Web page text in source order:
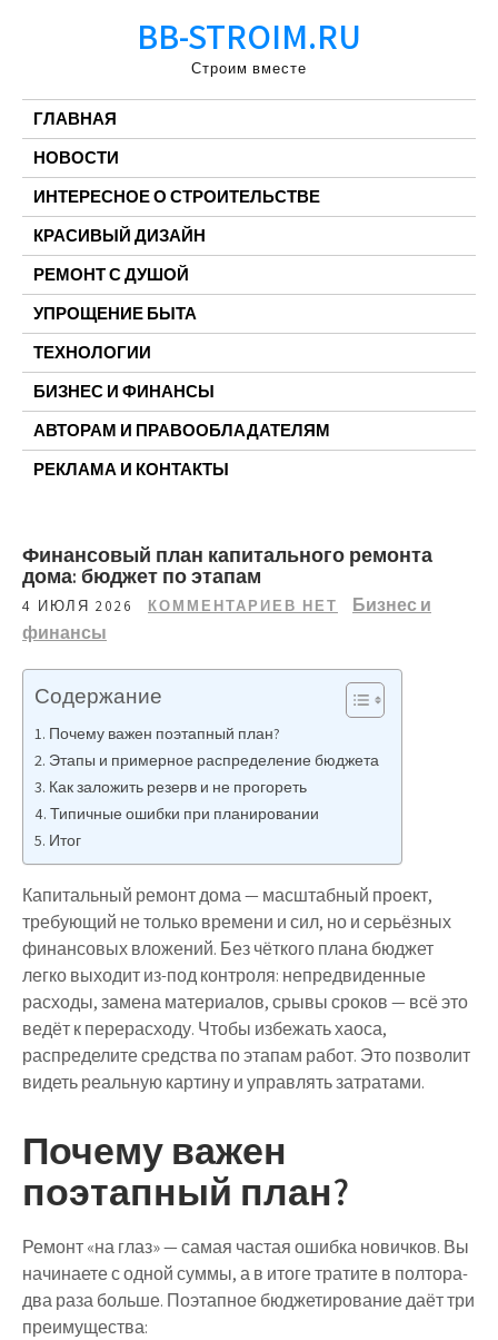
BB-STROIM.RU
Строим вместе
ГЛАВНАЯ
НОВОСТИ
ИНТЕРЕСНОЕ О СТРОИТЕЛЬСТВЕ
КРАСИВЫЙ ДИЗАЙН
РЕМОНТ С ДУШОЙ
УПРОЩЕНИЕ БЫТА
ТЕХНОЛОГИИ
БИЗНЕС И ФИНАНСЫ
АВТОРАМ И ПРАВООБЛАДАТЕЛЯМ
РЕКЛАМА И КОНТАКТЫ
Финансовый план капитального ремонта
дома: бюджет по этапам
4 ИЮЛЯ 2026 КОММЕНТАРИЕВ НЕТ
Бизнес и
финансы
Содержание
Почему важен поэтапный план?
Этапы и примерное распределение бюджета
Как заложить резерв и не прогореть
Типичные ошибки при планировании
Итог
Капитальный ремонт дома — масштабный проект,
требующий не только времени и сил, но и серьёзных
финансовых вложений. Без чёткого плана бюджет
легко выходит из-под контроля: непредвиденные
расходы, замена материалов, срывы сроков — всё это
ведёт к перерасходу. Чтобы избежать хаоса,
распределите средства по этапам работ. Это позволит
видеть реальную картину и управлять затратами.
Почему важен
поэтапный план?
Ремонт «на глаз» — самая частая ошибка новичков. Вы
начинаете с одной суммы, а в итоге тратите в полтора-
два раза больше. Поэтапное бюджетированиедаёт три
преимущества: